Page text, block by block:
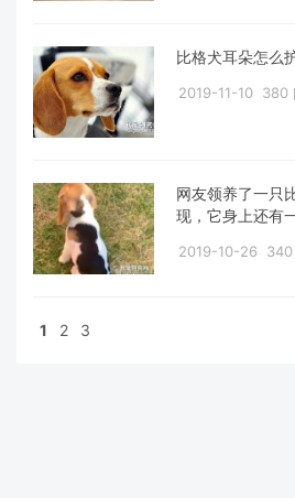
比格犬耳朵怎么
2019-11-10 380
网友领养了一只
现，它身上还有
2019-10-26 340
1 2 3